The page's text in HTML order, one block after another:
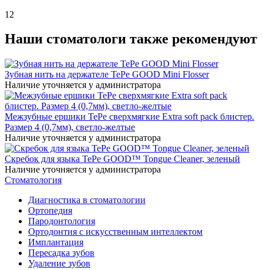
12
Наши стоматологи также рекомендуют
Зубная нить на держателе TePe GOOD Mini Flosser
Наличие уточняется у администратора
Межзубные ершики TePe сверхмягкие Extra soft pack блистер.
Размер 4 (0,7мм), светло-желтые
Наличие уточняется у администратора
Скребок для языка TePe GOOD™ Tongue Cleaner, зеленый
Наличие уточняется у администратора
Стоматология
Диагностика в стоматологии
Ортопедия
Пародонтология
Ортодонтия с искусственным интеллектом
Имплантация
Пересадка зубов
Удаление зубов